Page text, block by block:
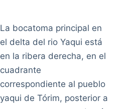
La bocatoma principal en
el delta del rio Yaqui está
en la ribera derecha, en el
cuadrante
correspondiente al pueblo
yaqui de Tórim, posterior a